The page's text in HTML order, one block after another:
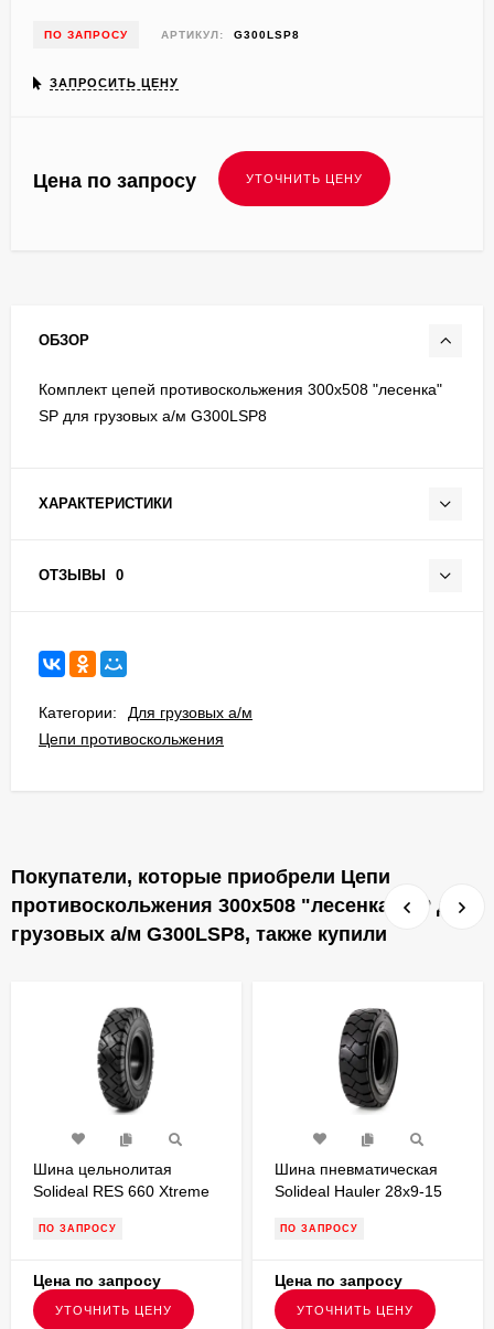
ПО ЗАПРОСУ АРТИКУЛ: G300LSP8
ЗАПРОСИТЬ ЦЕНУ
Цена по запросу
ОБЗОР
Комплект цепей противоскольжения 300х508 "лесенка"
SP для грузовых а/м G300LSP8
ХАРАКТЕРИСТИКИ
ОТЗЫВЫ 0
Категории:
Для грузовых а/м
Цепи противоскольжения
Покупатели, которые приобрели Цепи
противоскольжения 300х508 "лесенка" SP для
грузовых а/м G300LSP8, также купили
Шина цельнолитая
Solideal RES 660 Xtreme
вилочного погрузчика
ПО ЗАПРОСУ
Цена по запросу
УТОЧНИТЬ ЦЕНУ
Шина пневматическая
Solideal Hauler 28x9-15
вилочного погрузчика
ПО ЗАПРОСУ
Цена по запросу
УТОЧНИТЬ ЦЕНУ